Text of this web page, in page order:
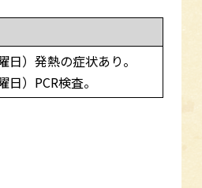
日）発熱の症状あり。
日）PCR検査。